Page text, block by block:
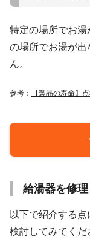
特定の場所でお
の場所でお湯が
ん。
参考： 【製品の寿命】
給湯器を修
以下で紹介する
検討してみてくだ